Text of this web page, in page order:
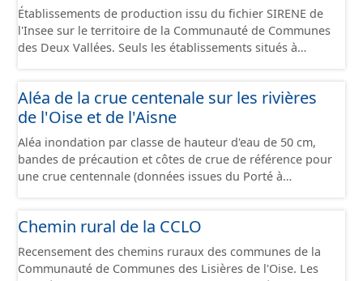
Établissements de production issu du fichier SIRENE de
l'Insee sur le territoire de la Communauté de Communes
des Deux Vallées. Seuls les établissements situés à
conformément aux prescriptions du standard CNIG Sites
Économiques. Ce lot ne contient pas la référence aux
delà des prescriptions du CNIG se limitant aux SCI.
Aléa de la crue centenale sur les rivières
de l'Oise et de l'Aisne
Aléa inondation par classe de hauteur d'eau de 50 cm,
bandes de précaution et côtes de crue de référence pour
une crue centennale (données issues du Porté à
Chemin rural de la CCLO
Recensement des chemins ruraux des communes de la
Communauté de Communes des Lisières de l'Oise. Les